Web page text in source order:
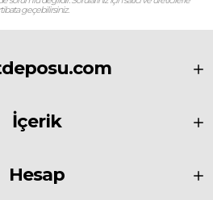
geçebilirsiniz.
İçerik
Hesap